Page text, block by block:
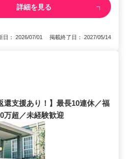
詳細を見る
日： 2026/07/01 掲載終了日： 2027/05/14
還支援あり！】最長10連休／福
万超／未経験歓迎